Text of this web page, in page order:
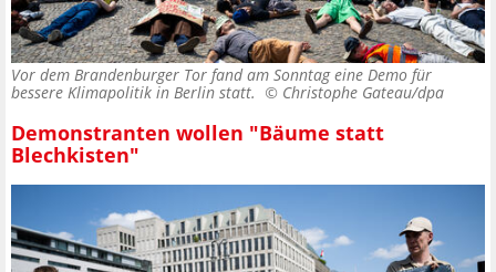
Vor dem Brandenburger Tor fand am Sonntag eine Demo für
bessere Klimapolitik in Berlin statt. © Christophe Gateau/dpa
Demonstranten wollen "Bäume statt
Blechkisten"